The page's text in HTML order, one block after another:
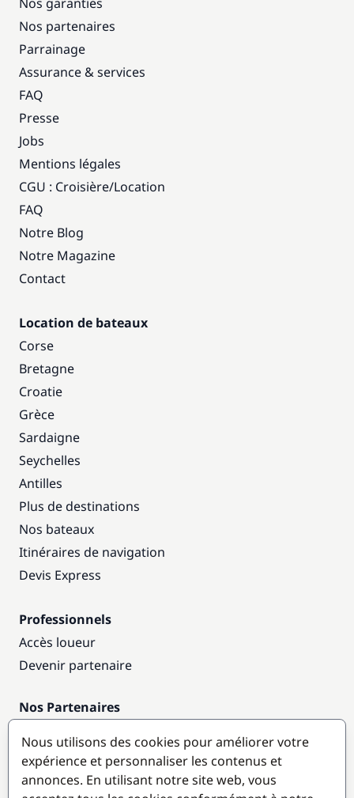
Nos partenaires
Parrainage
Assurance & services
FAQ
Presse
Jobs
Mentions légales
CGU : Croisière/Location
FAQ
Notre Blog
Notre Magazine
Contact
Location de bateaux
Corse
Bretagne
Croatie
Grèce
Sardaigne
Seychelles
Antilles
Plus de destinations
Nos bateaux
Itinéraires de navigation
Devis Express
Professionnels
Accès loueur
Devenir partenaire
Nos Partenaires
Destinations populaires
Nous utilisons des cookies pour améliorer votre
expérience et personnaliser les contenus et
annonces. En utilisant notre site web, vous